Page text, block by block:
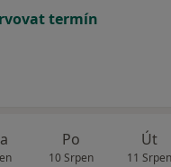
termín
Po
10 Srpen
Út
11